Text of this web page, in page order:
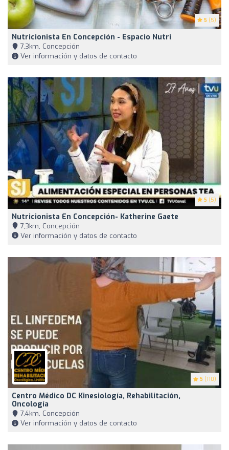
5 (5)
Nutricionista En Concepción - Espacio Nutri
7,3km, Concepción
Ver información y datos de contacto
5 (5)
Nutricionista En Concepción- Katherine Gaete
7,3km, Concepción
Ver información y datos de contacto
5 (110)
Centro Médico DC Kinesiología, Rehabilitación,
Oncología
7,4km, Concepción
Ver información y datos de contacto